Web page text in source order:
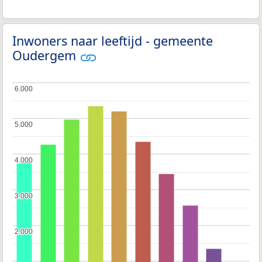
Inwoners naar leeftijd - gemeente
Oudergem
2.000
2.000
3.000
3.000
4.000
4.000
5.000
5.000
6.000
6.000